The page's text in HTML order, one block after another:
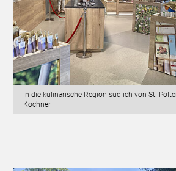
in die kulinarische Region südlich von St.
Kochner